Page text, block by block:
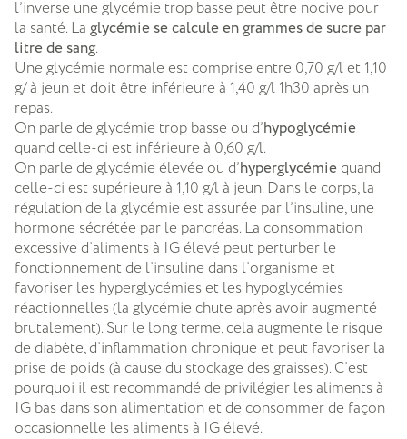
l’inverse une glycémie trop basse peut être nocive pour
la santé. La glycémie se calcule en grammes de sucre par
litre de sang.
Une glycémie normale est comprise entre 0,70 g/l et 1,10
g/ à jeun et doit être inférieure à 1,40 g/l 1h30 après un
repas.
On parle de glycémie trop basse ou d’hypoglycémie
quand celle-ci est inférieure à 0,60 g/l.
On parle de glycémie élevée ou d’hyperglycémie quand
celle-ci est supérieure à 1,10 g/l à jeun. Dans le corps, la
régulation de la glycémie est assurée par l’insuline, une
hormone sécrétée par le pancréas. La consommation
excessive d’aliments à IG élevé peut perturber le
fonctionnement de l’insuline dans l’organisme et
favoriser les hyperglycémies et les hypoglycémies
réactionnelles (la glycémie chute après avoir augmenté
brutalement). Sur le long terme, cela augmente le risque
de diabète, d’inflammation chronique et peut favoriser la
prise de poids (à cause du stockage des graisses). C’est
pourquoi il est recommandé de privilégier les aliments à
IG bas dans son alimentation et de consommer de façon
occasionnelle les aliments à IG élevé.